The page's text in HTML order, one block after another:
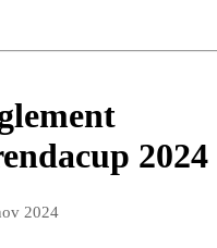
2024
2024